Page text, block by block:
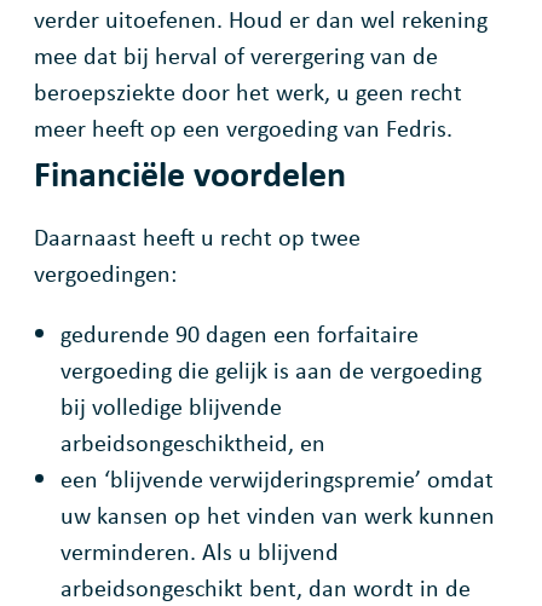
verder uitoefenen. Houd er dan wel rekening
mee dat bij herval of verergering van de
beroepsziekte door het werk, u geen recht
meer heeft op een vergoeding van Fedris.
Financiële voordelen
Daarnaast heeft u recht op twee
vergoedingen:
gedurende 90 dagen een forfaitaire
vergoeding die gelijk is aan de vergoeding
bij volledige blijvende
arbeidsongeschiktheid, en
een ‘blijvende verwijderingspremie’ omdat
uw kansen op het vinden van werk kunnen
verminderen. Als u blijvend
arbeidsongeschikt bent, dan wordt in de